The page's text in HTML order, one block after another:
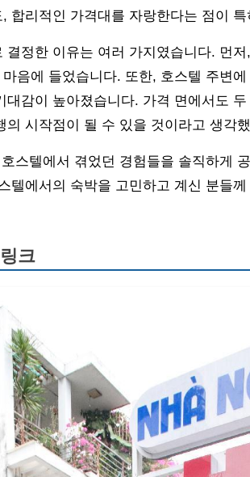
합리적인 가격대를 자랑한다는 점이
결정한 이유는 여러 가지였습니다. 먼
음에 들었습니다. 또한, 호스텔 주변
대감이 높아졌습니다. 가격 면에서도
의 시작점이 될 수 있을 것이라고 생각
스텔에서 겪었던 경험들을 솔직하게
텔에서의 숙박을 고민하고 계신 분들
크